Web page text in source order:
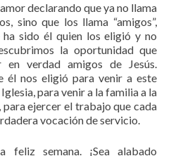
declarando que ya no llama
sino que los llama “amigos”,
sido él quien los eligió y no
la oportunidad que
verdad amigos de Jesús.
él nos eligió para venir a este
para venir a la familia a la
para ejercer el trabajo que cada
vocación de servicio.
feliz semana. ¡Sea alabado